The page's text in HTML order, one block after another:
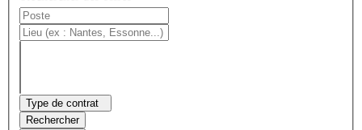
Type de contrat
Rechercher